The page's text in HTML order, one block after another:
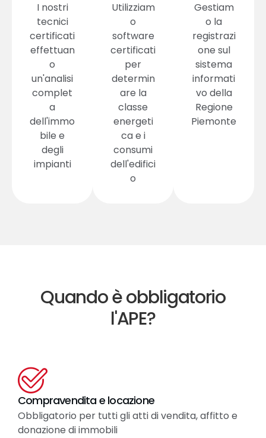
I nostri
tecnici
certificati
effettuan
o
un'analisi
complet
a
dell'immo
bile e
degli
impianti
Utilizziam
o
software
certificati
per
determin
are la
classe
energeti
ca e i
consumi
dell'edifici
o
Gestiam
o la
registrazi
one sul
sistema
informati
vo della
Regione
Piemonte
Quando è obbligatorio
l'APE?
Compravendita e locazione
Obbligatorio per tutti gli atti di vendita, affitto e
donazione di immobili